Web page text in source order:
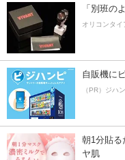
「別班の
オリコンタイ
自販機に
（PR）ジハ
朝1分貼る
ヤ肌